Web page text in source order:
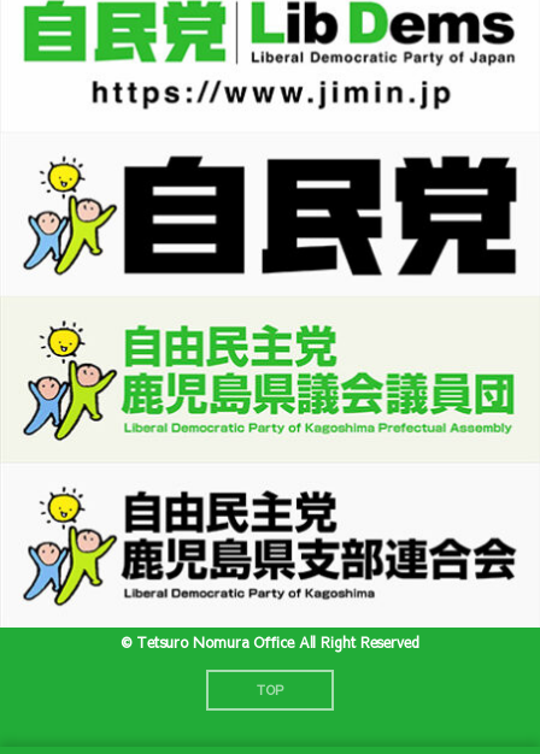
©︎ Tetsuro Nomura Office All Right Reserved
TOP